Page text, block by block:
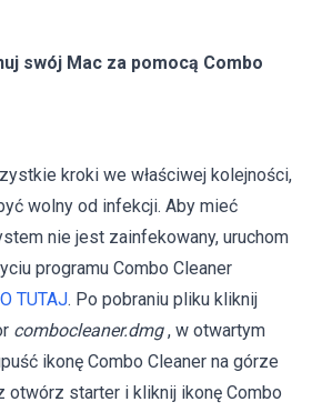
swój Mac za pomocą Combo
kroki we właściwej kolejności,
wolny od infekcji. Aby mieć
nie jest zainfekowany, uruchom
programu Combo Cleaner
TUTAJ. Po pobraniu pliku kliknij
combocleaner.dmg , w otwartym
ikonę Combo Cleaner na górze
otwórz starter i kliknij ikonę Combo